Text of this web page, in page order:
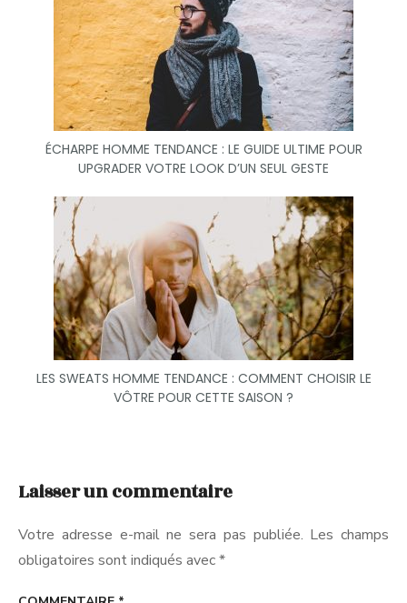
ÉCHARPE HOMME TENDANCE : LE GUIDE ULTIME POUR
UPGRADER VOTRE LOOK D’UN SEUL GESTE
LES SWEATS HOMME TENDANCE : COMMENT CHOISIR LE
VÔTRE POUR CETTE SAISON ?
Laisser un commentaire
Votre adresse e-mail ne sera pas publiée. Les champs
obligatoires sont indiqués avec*